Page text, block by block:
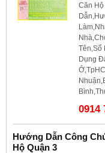
Căn
Tên,Sổ
Dụng
0914
Hướng Dẫn Công
Hộ Quận 3